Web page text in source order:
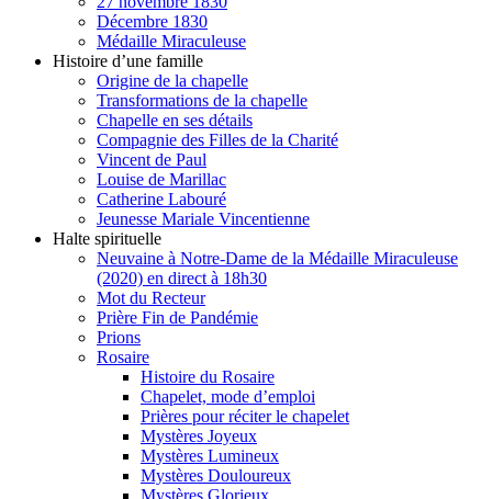
Décembre 1830
Médaille Miraculeuse
Histoire d’une famille
Origine de la chapelle
Transformations de la chapelle
Chapelle en ses détails
Compagnie des Filles de la Charité
Vincent de Paul
Louise de Marillac
Catherine Labouré
Jeunesse Mariale Vincentienne
Halte spirituelle
Neuvaine à Notre-Dame de la Médaille Miraculeuse
(2020) en direct à 18h30
Mot du Recteur
Prière Fin de Pandémie
Prions
Rosaire
Histoire du Rosaire
Chapelet, mode d’emploi
Prières pour réciter le chapelet
Mystères Joyeux
Mystères Lumineux
Mystères Douloureux
Mystères Glorieux